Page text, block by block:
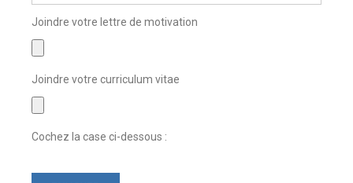
Joindre votre lettre de motivation
Joindre votre curriculum vitae
Cochez la case ci-dessous :